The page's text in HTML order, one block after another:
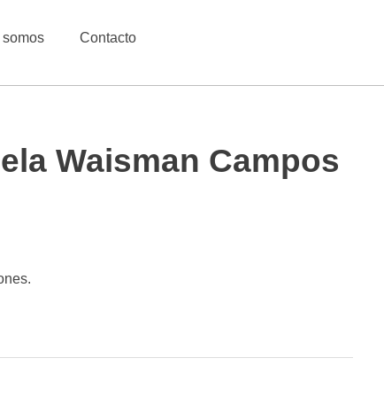
Contacto
Waisman Campos